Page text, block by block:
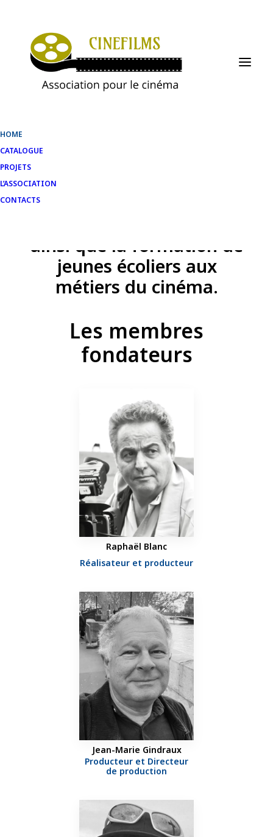
HOME
CATALOGUE
PROJETS
L’ASSOCIATION
CONTACTS
L’Association Cinéfilms
soutient la réalisation et la
ainsi que la formation de
jeunes écoliers aux
métiers du cinéma.
Les membres
fondateurs
Raphaël Blanc
Réalisateur et producteur
Jean-Marie Gindraux
Producteur et Directeur
de production